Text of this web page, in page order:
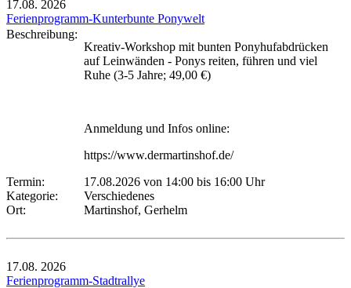
17.08. 2026
Ferienprogramm-Kunterbunte Ponywelt
Beschreibung:
Kreativ-Workshop mit bunten Ponyhufabdrücken
auf Leinwänden - Ponys reiten, führen und viel
Ruhe (3-5 Jahre; 49,00 €)
Anmeldung und Infos online:
https://www.dermartinshof.de/
Termin:
17.08.2026 von 14:00 bis 16:00 Uhr
Kategorie:
Verschiedenes
Ort:
Martinshof, Gerhelm
17.08. 2026
Ferienprogramm-Stadtrallye